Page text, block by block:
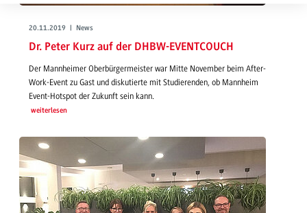
20.11.2019 | News
Dr. Peter Kurz auf der DHBW-EVENTCOUCH
Der Mannheimer Oberbürgermeister war Mitte November beim After-
Work-Event zu Gast und diskutierte mit Studierenden, ob Mannheim
Event-Hotspot der Zukunft sein kann.
weiterlesen